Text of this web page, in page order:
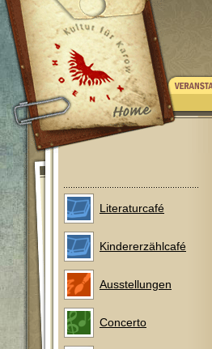
Literaturcafé
Kindererzählcafé
Ausstellungen
Concerto